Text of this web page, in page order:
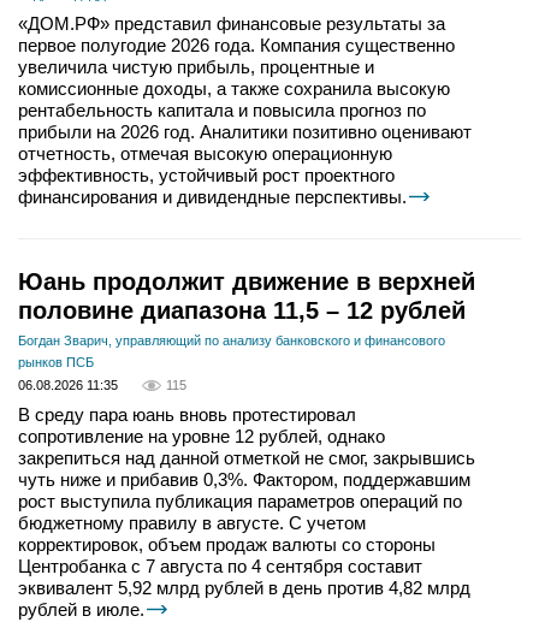
«ДОМ.РФ» представил финансовые результаты за
первое полугодие 2026 года. Компания существенно
увеличила чистую прибыль, процентные и
комиссионные доходы, а также сохранила высокую
рентабельность капитала и повысила прогноз по
прибыли на 2026 год. Аналитики позитивно оценивают
отчетность, отмечая высокую операционную
эффективность, устойчивый рост проектного
финансирования и дивидендные перспективы.
Юань продолжит движение в верхней
половине диапазона 11,5 – 12 рублей
Богдан Зварич, управляющий по анализу банковского и финансового
рынков ПСБ
06.08.2026 11:35
115
В среду пара юань вновь протестировал
сопротивление на уровне 12 рублей, однако
закрепиться над данной отметкой не смог, закрывшись
чуть ниже и прибавив 0,3%. Фактором, поддержавшим
рост выступила публикация параметров операций по
бюджетному правилу в августе. С учетом
корректировок, объем продаж валюты со стороны
Центробанка с 7 августа по 4 сентября составит
эквивалент 5,92 млрд рублей в день против 4,82 млрд
рублей в июле.